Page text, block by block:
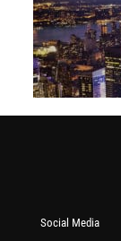
Social Media